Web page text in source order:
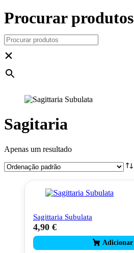
Procurar produtos
×
Sagitaria
Apenas um resultado
Sagittaria Subulata
4,90 €